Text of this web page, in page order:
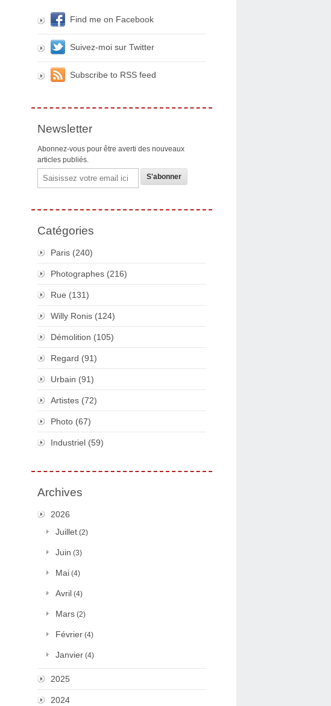
Find me on Facebook
Suivez-moi sur Twitter
Subscribe to RSS feed
Newsletter
Abonnez-vous pour être averti des nouveaux
articles publiés.
Email
Catégories
Paris (240)
Photographes (216)
Rue (131)
Willy Ronis (124)
Démolition (105)
Regard (91)
Urbain (91)
Artistes (72)
Photo (67)
Industriel (59)
Archives
2026
Juillet (2)
Juin (3)
Mai (4)
Avril (4)
Mars (2)
Février (4)
Janvier (4)
2025
2024